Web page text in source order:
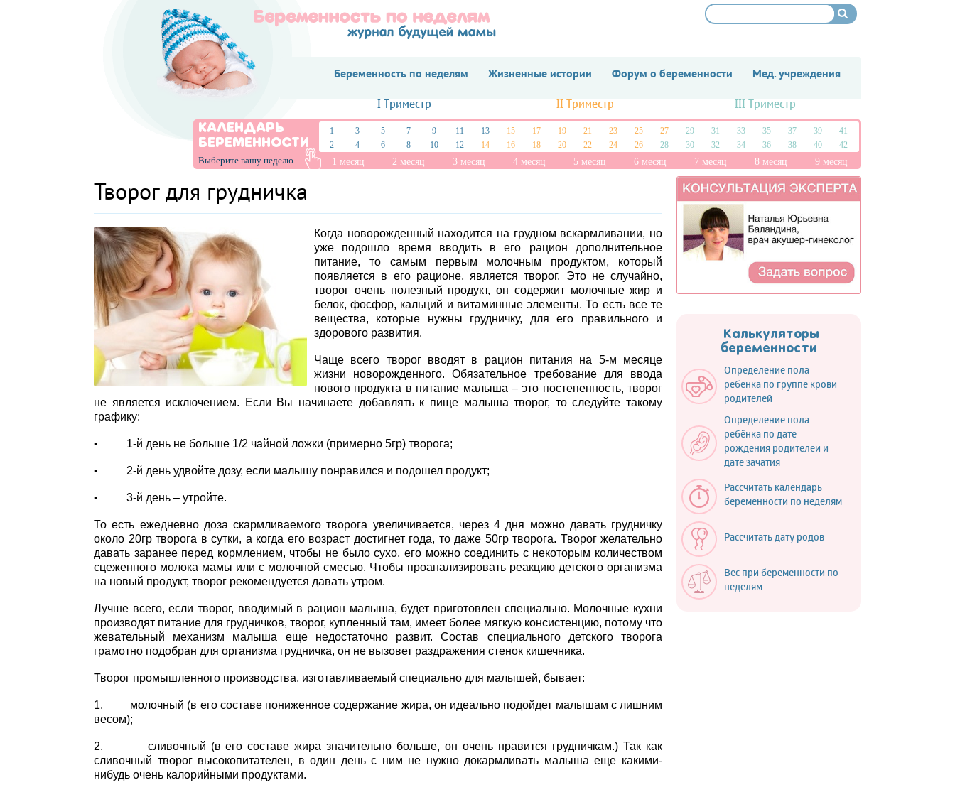
Беременность по неделям Жизненные истории Форум о беременности Мед. учреждения
I Триместр II Триместр III Триместр
КАЛЕНДАРЬ
БЕРЕМЕННОСТИ
Выберите вашу неделю
1 3 5 7 9 11 13 15 17 19 21 23 25 27 29 31 33 35 37 39
41
2
4 6 8 10 12 14 16 18 20 22 24 26 28 30 32 34 36 38 40 42
1 месяц 2 месяц 3 месяц 4 месяц 5 месяц 6 месяц 7 месяц 8 месяц 9 месяц
Творог для грудничка
Когда новорожденный находится на грудном вскармливании, но
уже подошло время вводить в его рацион дополнительное
питание, то самым первым молочным продуктом, который
появляется в его рационе, является творог. Это не случайно,
творог очень полезный продукт, он содержит молочные жир и
белок, фосфор, кальций и витаминные элементы. То есть все те
вещества, которые нужны грудничку, для его правильного и
здорового развития.
Чаще всего творог вводят в рацион питания на 5-м месяце
жизни новорожденного. Обязательное требование для ввода
нового продукта в питание малыша – это постепенность, творог
не является исключением. Если Вы начинаете добавлять к пище малыша творог, то следуйте такому
графику:
• 1-й день не больше 1/2 чайной ложки (примерно 5гр) творога;
• 2-й день удвойте дозу, если малышу понравился и подошел продукт;
• 3-й день – утройте.
То есть ежедневно доза скармливаемого творога увеличивается, через 4 дня можно давать грудничку
около 20гр творога в сутки, а когда его возраст достигнет года, то даже 50гр творога. Творог желательно
давать заранее перед кормлением, чтобы не было сухо, его можно соединить с некоторым количеством
сцеженного молока мамы или с молочной смесью. Чтобы проанализировать реакцию детского организма
на новый продукт, творог рекомендуется давать утром.
Лучше всего, если творог, вводимый в рацион малыша, будет приготовлен специально. Молочные кухни
производят питание для грудничков, творог, купленный там, имеет более мягкую консистенцию, потому что
жевательный механизм малыша еще недостаточно развит. Состав специального детского творога
грамотно подобран для организма грудничка, он не вызовет раздражения стенок кишечника.
Творог промышленного производства, изготавливаемый специально для малышей, бывает:
1. молочный (в его составе пониженное содержание жира, он идеально подойдет малышам с лишним
весом);
2. сливочный (в его составе жира значительно больше, он очень нравится грудничкам.) Так как
сливочный творог высокопитателен, в один день с ним не нужно докармливать малыша еще какими-
нибудь очень калорийными продуктами.
Калькуляторы
беременности
Определение пола
ребёнка по группе крови
родителей
Определение пола
ребёнка по дате
рождения родителей и
дате зачатия
Рассчитать календарь
беременности по неделям
Рассчитать дату родов
Вес при беременности по
неделям